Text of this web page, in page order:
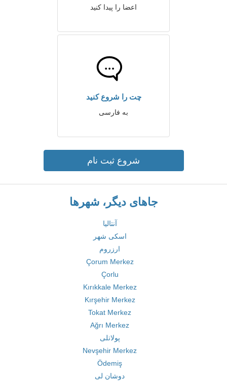
اعضا را پیدا کنید
چت را شروع کنید
به فارسی
شروع ثبت نام
جاهای دیگر، شهرها
آنتالیا
اسکی شهر
ارزروم
Çorum Merkez
Çorlu
Kırıkkale Merkez
Kırşehir Merkez
Tokat Merkez
Ağrı Merkez
پولاتلی
Nevşehir Merkez
Ödemiş
دوشان لی